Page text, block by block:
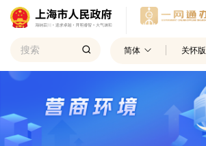
简体 关怀版